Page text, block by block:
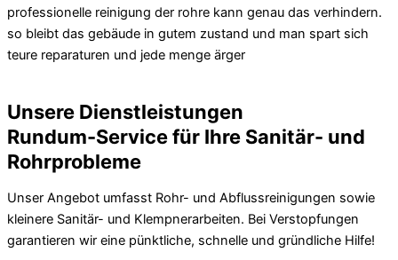
professionelle reinigung der rohre kann genau das verhindern.
so bleibt das gebäude in gutem zustand und man spart sich
teure reparaturen und jede menge ärger
Unsere Dienstleistungen
Rundum-Service für Ihre Sanitär- und
Rohrprobleme
Unser Angebot umfasst Rohr- und Abflussreinigungen sowie
kleinere Sanitär- und Klempnerarbeiten. Bei Verstopfungen
garantieren wir eine pünktliche, schnelle und gründliche Hilfe!